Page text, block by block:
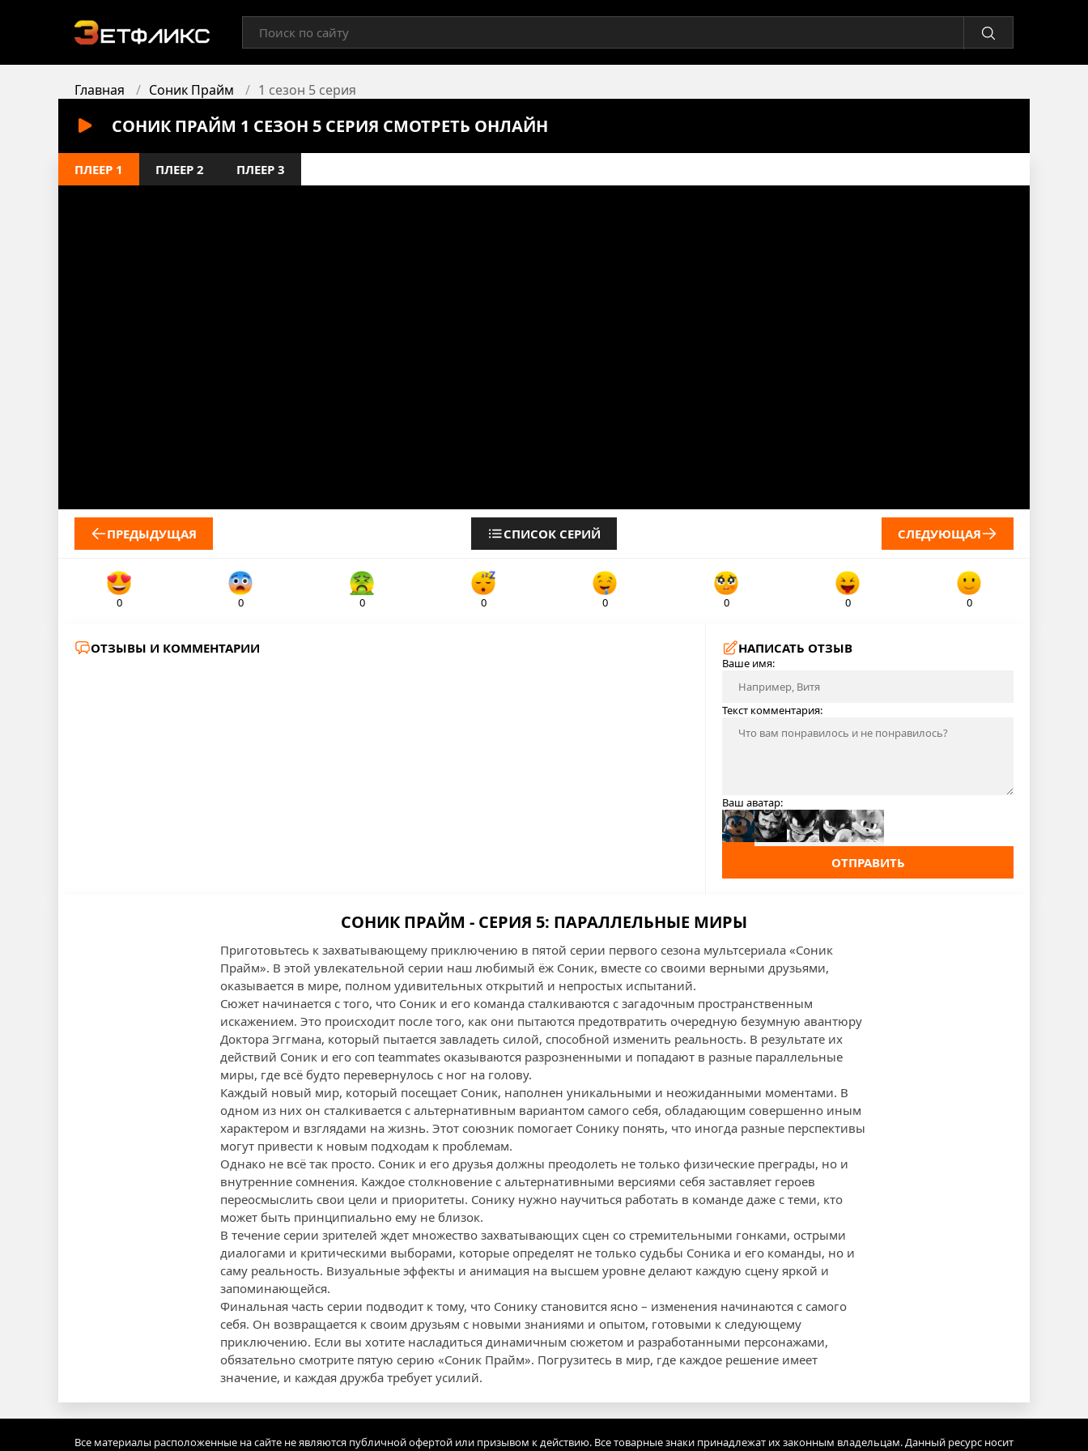
Главная Соник Прайм 1 сезон 5 серия
СОНИК ПРАЙМ 1 СЕЗОН 5 СЕРИЯ СМОТРЕТЬ ОНЛАЙН
ПЛЕЕР 1 ПЛЕЕР 2 ПЛЕЕР 3
ПРЕДЫДУЩАЯ СПИСОК СЕРИЙ СЛЕДУЮЩАЯ
0 0 0 0 0 0 0 0
ОТЗЫВЫ И КОММЕНТАРИИ НАПИСАТЬ ОТЗЫВ
Ваше имя:
Текст комментария:
Ваш аватар:
ОТПРАВИТЬ
СОНИК ПРАЙМ - СЕРИЯ 5: ПАРАЛЛЕЛЬНЫЕ МИРЫ
Приготовьтесь к захватывающему приключению в пятой серии первого сезона мультсериала «Соник
Прайм». В этой увлекательной серии наш любимый ёж Соник, вместе со своими верными друзьями,
оказывается в мире, полном удивительных открытий и непростых испытаний.
Сюжет начинается с того, что Соник и его команда сталкиваются с загадочным пространственным
искажением. Это происходит после того, как они пытаются предотвратить очередную безумную авантюру
Доктора Эггмана, который пытается завладеть силой, способной изменить реальность. В результате их
действий Соник и его соп teammates оказываются разрозненными и попадают в разные параллельные
миры, где всё будто перевернулось с ног на голову.
Каждый новый мир, который посещает Соник, наполнен уникальными и неожиданными моментами. В
одном из них он сталкивается с альтернативным вариантом самого себя, обладающим совершенно иным
характером и взглядами на жизнь. Этот союзник помогает Сонику понять, что иногда разные перспективы
могут привести к новым подходам к проблемам.
Однако не всё так просто. Соник и его друзья должны преодолеть не только физические преграды, но и
внутренние сомнения. Каждое столкновение с альтернативными версиями себя заставляет героев
переосмыслить свои цели и приоритеты. Сонику нужно научиться работать в команде даже с теми, кто
может быть принципиально ему не близок.
В течение серии зрителей ждет множество захватывающих сцен со стремительными гонками, острыми
диалогами и критическими выборами, которые определят не только судьбы Соника и его команды, но и
саму реальность. Визуальные эффекты и анимация на высшем уровне делают каждую сцену яркой и
запоминающейся.
Финальная часть серии подводит к тому, что Сонику становится ясно – изменения начинаются с самого
себя. Он возвращается к своим друзьям с новыми знаниями и опытом, готовыми к следующему
приключению. Если вы хотите насладиться динамичным сюжетом и разработанными персонажами,
обязательно смотрите пятую серию «Соник Прайм». Погрузитесь в мир, где каждое решение имеет
значение, и каждая дружба требует усилий.
Все материалы расположенные на сайте не являются публичной офертой или призывом к действию. Все товарные знаки принадлежат их законным владельцам. Данный ресурс носит